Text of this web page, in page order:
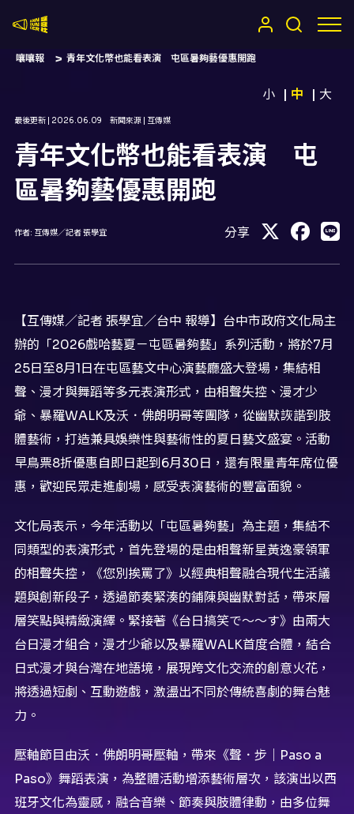
嚷嚷報 青年文化幣也能看表演 屯區暑夠藝優惠開跑
小 中 大
最後更新 | 2026.06.09 新聞來源 | 互傳媒
青年文化幣也能看表演 屯
區暑夠藝優惠開跑
作者: 互傳媒／記者 張學宜 分享
【互傳媒／記者 張學宜／台中 報導】台中市政府文化局主
辦的「2026戲哈藝夏－屯區暑夠藝」系列活動，將於7月
25日至8月1日在屯區藝文中心演藝廳盛大登場，集結相
聲、漫才與舞蹈等多元表演形式，由相聲失控、漫才少
爺、暴羅WALK及沃．佛朗明哥等團隊，從幽默詼諧到肢
體藝術，打造兼具娛樂性與藝術性的夏日藝文盛宴。活動
早鳥票8折優惠自即日起到6月30日，還有限量青年席位優
惠，歡迎民眾走進劇場，感受表演藝術的豐富面貌。
文化局表示，今年活動以「屯區暑夠藝」為主題，集結不
同類型的表演形式，首先登場的是由相聲新星黃逸豪領軍
的相聲失控，《您別挨罵了》以經典相聲融合現代生活議
題與創新段子，透過節奏緊湊的鋪陳與幽默對話，帶來層
層笑點與精緻演繹。緊接著《台日搞笑で～～す》由兩大
台日漫才組合，漫才少爺以及暴羅WALK首度合體，結合
日式漫才與台灣在地語境，展現跨文化交流的創意火花，
將透過短劇、互動遊戲，激盪出不同於傳統喜劇的舞台魅
力。
壓軸節目由沃．佛朗明哥壓軸，帶來《聲．步｜Paso a
Paso》舞蹈表演，為整體活動增添藝術層次，該演出以西
班牙文化為靈感，融合音樂、節奏與肢體律動，由多位舞